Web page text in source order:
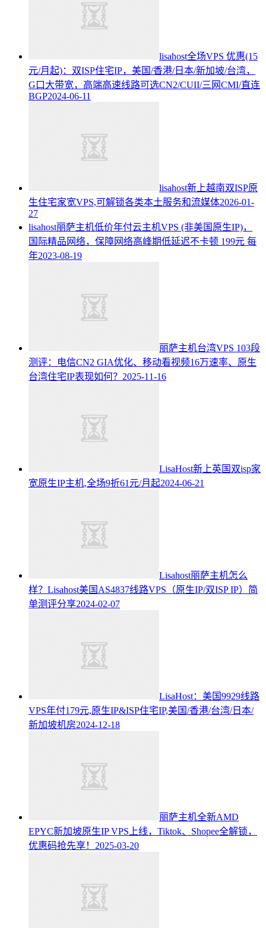
lisahost全场VPS 优惠(15
元/月起)：双ISP住宅IP，美国/香港/日本/新加坡/台湾，
G口大带宽，高端高速线路可选CN2/CUII/三网CMI/直连
BGP2024-06-11
lisahost新上越南双ISP原
生住宅家宽VPS,可解锁各类本土服务和流媒体2026-01-
27
lisahost丽萨主机低价年付云主机VPS (非美国原生IP)，
国际精品网络，保障网络高峰期低延迟不卡顿 199元 每
年2023-08-19
丽萨主机台湾VPS 103段
测评：电信CN2 GIA优化、移动看视频16万速率、原生
台湾住宅IP表现如何？ 2025-11-16
LisaHost新上英国双isp家
宽原生IP主机,全场9折61元/月起2024-06-21
Lisahost丽萨主机怎么
样？Lisahost美国AS4837线路VPS（原生IP/双ISP IP）简
单测评分享2024-02-07
LisaHost：美国9929线路
VPS年付179元,原生IP&ISP住宅IP,美国/香港/台湾/日本/
新加坡机房2024-12-18
丽萨主机全新AMD
EPYC新加坡原生IP VPS上线，Tiktok、Shopee全解锁，
优惠码抢先享！ 2025-03-20